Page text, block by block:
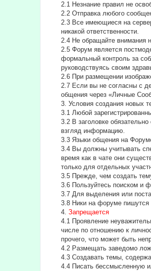
2.1 Hезнание правил не
2.2 Отправка любого
2.3 Все имеющиеся на
никакой ответственности.
2.4 Не обращайте внимания
2.5 Форум является
формальный контроль за
руководствуясь своим
2.6 При размещении
2.7 Если вы не согласны с
общения через «Личные
3. Условия создания новых
3.1 Любой
3.2 В заголовке
взгляд информацию.
3.3 Языки общения на
3.4 Вы должны учитывать
время как в чате они
только для отдельных
3.5 Прежде, чем создать
3.6 Пользуйтесь поиском и
3.7 Для выделения или
3.8 Ники на форуме пишутся
4.Запрещается
4.1 Проявление
числе по отношению к
прочего, что может быть
4.2 Размещать заведомо
4.3 Создавать темы,
4.4 Писать бессмысленнyю